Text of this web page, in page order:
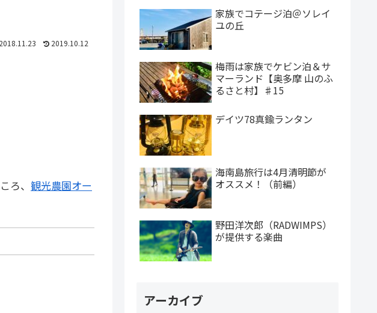
2018.11.23 2019.10.12
ろ、 観光農園オー
家族でコテージ泊＠ソレイ
ユの丘
梅雨は家族でケビン泊＆サ
マーランド【奥多摩 山のふ
るさと村】♯15
デイツ78真鍮ランタン
海南島旅行は4月清明節が
オススメ！（前編）
野田洋次郎（RADWIMPS）
が提供する楽曲
アーカイブ